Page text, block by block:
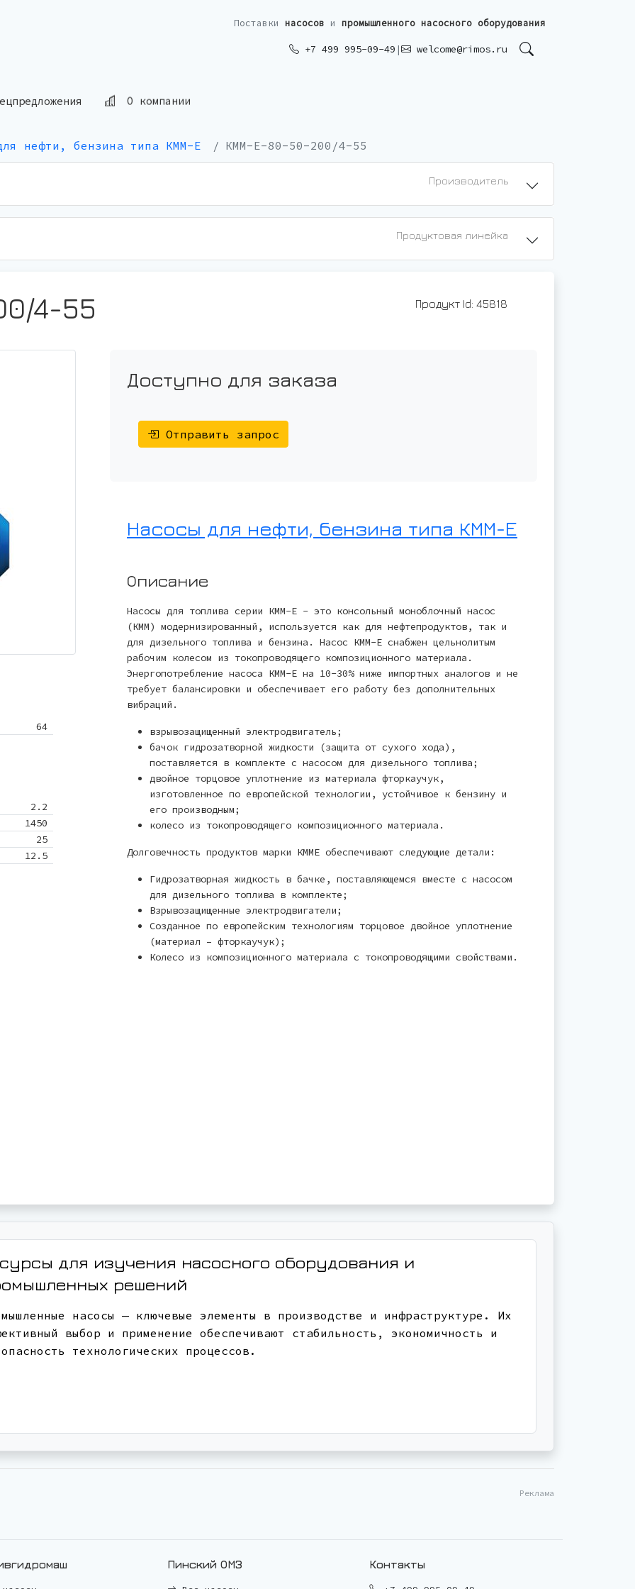
Поставки насосов и промышленного насосного оборудования
+7 499 995-09-49 | welcome@rimos.ru
О компании
нефти, бензина типа КММ-Е КММ-Е-80-50-200/4-55
Производитель
Продуктовая линейка
4-55 Продукт Id: 45818
64
2.2
1450
25
12.5
Доступно для заказа
Отправить запрос
Насосы для нефти, бензина типа КММ-Е
Описание
Насосы для топлива серии КММ-Е - это консольный моноблочный насос
(КММ) модернизированный, используется как для нефтепродуктов, так и
для дизельного топлива и бензина. Насос КММ-Е снабжен цельнолитым
рабочим колесом из токопроводящего композиционного материала.
Энергопотребление насоса КММ-Е на 10-30% ниже импортных аналогов и не
требует балансировки и обеспечивает его работу без дополнительных
вибраций.
взрывозащищенный электродвигатель;
бачок гидрозатворной жидкости (защита от сухого хода),
поставляется в комплекте с насосом для дизельного топлива;
двойное торцовое уплотнение из материала фторкаучук,
изготовленное по европейской технологии, устойчивое к бензину и
его производным;
колесо из токопроводящего композиционного материала.
Долговечность продуктов марки КММЕ обеспечивают следующие детали:
Гидрозатворная жидкость в бачке, поставляющемся вместе с насосом
для дизельного топлива в комплекте;
Взрывозащищенные электродвигатели;
Созданное по европейским технологиям торцовое двойное уплотнение
(материал – фторкаучук);
Колесо из композиционного материала с токопроводящими свойствами.
для изучения насосного оборудования и
решений
насосы — ключевые элементы в производстве и инфраструктуре. Их
выбор и применение обеспечивают стабильность, экономичность и
технологических процессов.
Реклама
Пинский ОМЗ Контакты